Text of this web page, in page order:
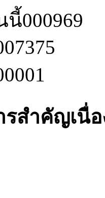
นี้000969
รสำคัญเนื่